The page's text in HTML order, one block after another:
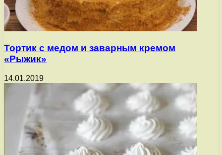
Тортик с медом и заварным кремом
«Рыжик»
14.01.2019